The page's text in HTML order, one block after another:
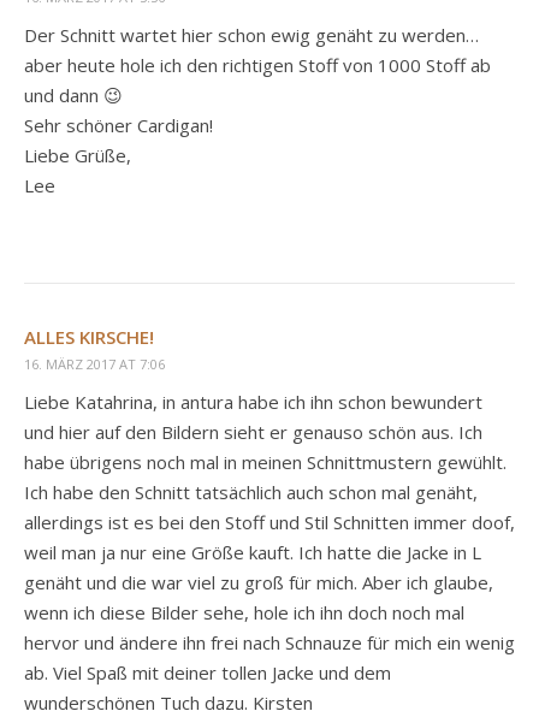
Der Schnitt wartet hier schon ewig genäht zu werden…
aber heute hole ich den richtigen Stoff von 1000 Stoff ab
und dann 😉
Sehr schöner Cardigan!
Liebe Grüße,
Lee
ALLES KIRSCHE!
16. MÄRZ 2017 AT 7:06
Liebe Katahrina, in antura habe ich ihn schon bewundert
und hier auf den Bildern sieht er genauso schön aus. Ich
habe übrigens noch mal in meinen Schnittmustern gewühlt.
Ich habe den Schnitt tatsächlich auch schon mal genäht,
allerdings ist es bei den Stoff und Stil Schnitten immer doof,
weil man ja nur eine Größe kauft. Ich hatte die Jacke in L
genäht und die war viel zu groß für mich. Aber ich glaube,
wenn ich diese Bilder sehe, hole ich ihn doch noch mal
hervor und ändere ihn frei nach Schnauze für mich ein wenig
ab. Viel Spaß mit deiner tollen Jacke und dem
wunderschönen Tuch dazu. Kirsten